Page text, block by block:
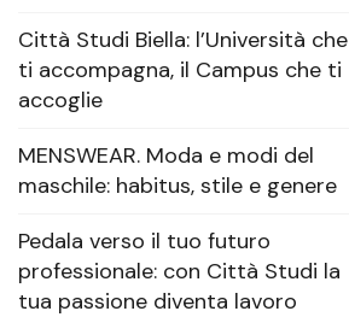
Città Studi Biella: l’Università che
ti accompagna, il Campus che ti
accoglie
MENSWEAR. Moda e modi del
maschile: habitus, stile e genere
Pedala verso il tuo futuro
professionale: con Città Studi la
tua passione diventa lavoro